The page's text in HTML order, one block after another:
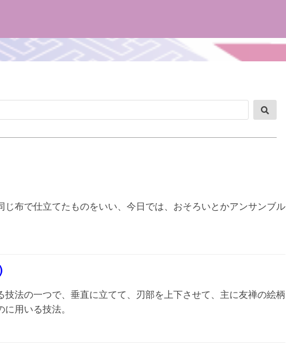
索
じ布で仕立てたものをいい、今日では、おそろいとかアンサンブル
技法の一つで、垂直に立てて、刃部を上下させて、主に友禅の絵柄
用いる技法。